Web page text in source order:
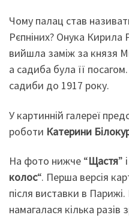
Чому палац став
Рєпніних? Онука Кирила
вийшла заміж за князя
а садиба була її
садиби до 1917 року.
У картинній галереї
роботи Катерини
На фото нижче “Щастя”
колос“. Перша версія
після виставки в
намагалася кілька